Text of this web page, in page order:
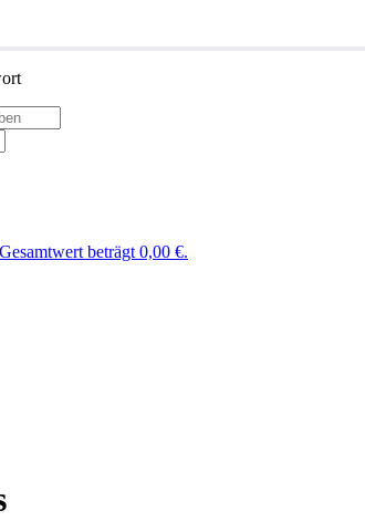
beträgt 0,00 €.